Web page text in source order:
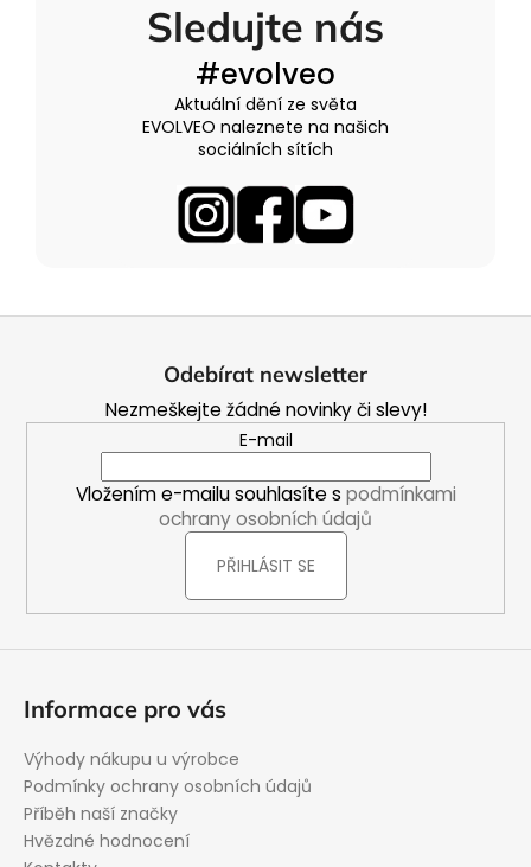
Sledujte nás
#evolveo
Aktuální dění ze světa
EVOLVEO naleznete na našich
sociálních sítích
Odebírat newsletter
Nezmeškejte žádné novinky či slevy!
E-mail
Vložením e-mailu souhlasíte s podmínkami
ochrany osobních údajů
PŘIHLÁSIT SE
Informace pro vás
Výhody nákupu u výrobce
Podmínky ochrany osobních údajů
Příběh naší značky
Hvězdné hodnocení